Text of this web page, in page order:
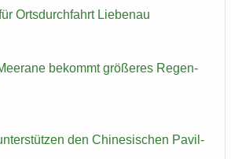
Orts­durch­fahrt Lie­be­nau
be­kommt grö­ße­res Re­gen­
den Chi­ne­si­schen Pa­vil­